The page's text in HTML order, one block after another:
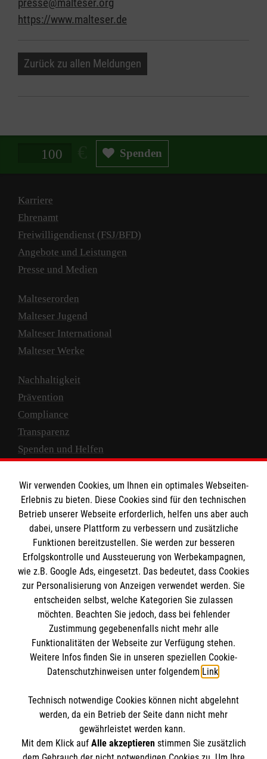
https://www.malteser.de
Zurück zu allen Meldungen
Spendenbetrag in Euro Spenden
Karriere
Ehrenamt
Freiwilligendienst (FSJ/BFD)
Angebote und Leistungen
Presse und Medien
Malteserorden
Malteser Jugend
Malteser International
Malteser Werke
Nachhaltigkeit
Prävention
Compliance
Transparenz
Spenden und Helfen
Empfänger: Malteser Hilfsdienst e.V.
IBAN: DE10 3706 0120 1201 2000 12
BIC: GENODED 1PA7
Newsletter abonnieren
Cookies verwalten|AGB|Impressum|Datenschutz
Barrierefreiheit |Kontakt| Sharepoint|Mediathek
Wir verwenden Cookies, um Ihnen ein optimales Webseiten-
Erlebnis zu bieten. Diese Cookies sind für den technischen
Betrieb unserer Webseite erforderlich, helfen uns aber auch
dabei, unsere Plattform zu verbessern und zusätzliche
Funktionen bereitzustellen. Sie werden zur besseren
Erfolgskontrolle und Aussteuerung von Werbekampagnen,
wie z.B. Google Ads, eingesetzt. Das bedeutet, dass Cookies
zur Personalisierung von Anzeigen verwendet werden. Sie
entscheiden selbst, welche Kategorien Sie zulassen
möchten. Beachten Sie jedoch, dass bei fehlender
Zustimmung gegebenenfalls nicht mehr alle
Funktionalitäten der Webseite zur Verfügung stehen.
Weitere Infos finden Sie in unseren speziellen Cookie-
Datenschutzhinweisen unter folgendem Link.
Technisch notwendige Cookies können nicht abgelehnt
werden, da ein Betrieb der Seite dann nicht mehr
gewährleistet werden kann.
Mit dem Klick auf Alle akzeptierenstimmen Sie zusätzlich